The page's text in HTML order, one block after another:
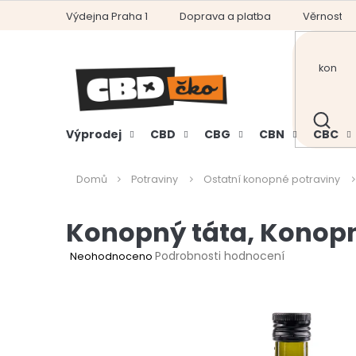
Výdejna Praha 1 Doprava a platba Věrnostní
HLEDAT
Výprodej CBD CBG CBN CBC
Domů Potraviny Ostatní konopné potraviny
Konopný táta,
Průměrné
Neohodnoceno Podrobnosti hodnocení